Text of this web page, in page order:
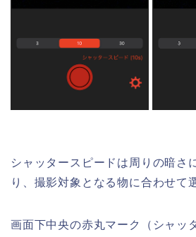
シャッタースピードは周りの暗さ
り、撮影対象となる物に合わせて
画面下中央の赤丸マーク（シャッ